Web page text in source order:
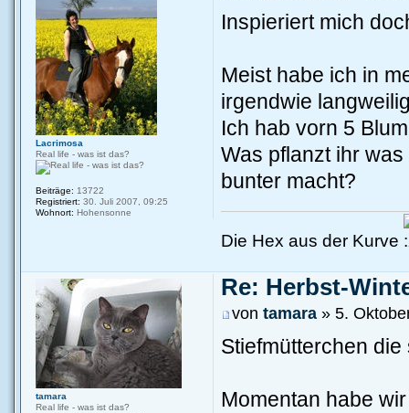
Inspieriert mich
Meist habe ich in
irgendwie
Ich hab vorn 5
Was pflanzt ihr
bunter macht?
Die Hex aus der Kurve
Lacrimosa
Real life - was ist das?
Beiträge: 13722
Registriert: 30. Juli 2007, 09:25
Wohnort: Hohensonne
Re: Herbst-
vontamara » 5.
Stiefmütterchen
Momentan habe
tamara
Real life - was ist das?